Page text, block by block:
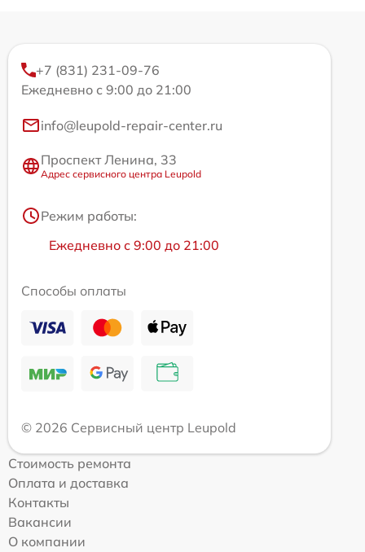
+7 (831) 231-09-76
Ежедневно с 9:00 до 21:00
info@leupold-repair-center.ru
Проспект Ленина, 33
Адрес сервисного центра Leupold
Режим работы:
Ежедневно с 9:00 до 21:00
Способы оплаты
© 2026 Сервисный центр Leupold
Стоимость ремонта
Оплата и доставка
Контакты
Вакансии
О компании